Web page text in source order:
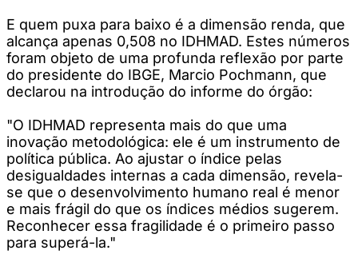
E quem puxa para baixo é a dimensão renda, que
alcança apenas 0,508 no IDHMAD. Estes números
foram objeto de uma profunda reflexão por parte
do presidente do IBGE, Marcio Pochmann, que
declarou na introdução do informe do órgão:
"O IDHMAD representa mais do que uma
inovação metodológica: ele é um instrumento de
política pública. Ao ajustar o índice pelas
desigualdades internas a cada dimensão, revela-
se que o desenvolvimento humano real é menor
e mais frágil do que os índices médios sugerem.
Reconhecer essa fragilidade é o primeiro passo
para superá-la."